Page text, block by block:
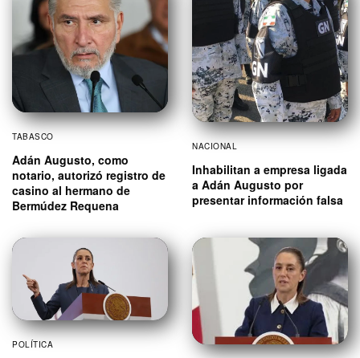
TABASCO
Adán Augusto, como
notario, autorizó registro de
casino al hermano de
Bermúdez Requena
NACIONAL
Inhabilitan a empresa ligada
a Adán Augusto por
presentar información falsa
POLÍTICA